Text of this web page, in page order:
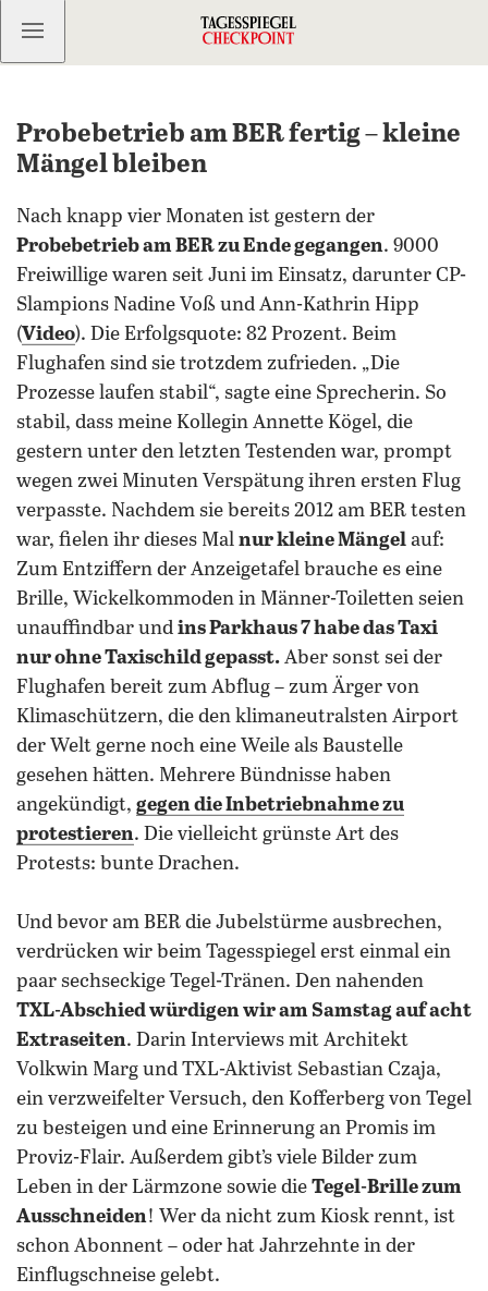
Kostenlos anmelden
Probebetrieb am BER fertig – kleine
Mängel bleiben
Nach knapp vier Monaten ist gestern der
Probebetrieb am BER zu Ende gegangen. 9000
Freiwillige waren seit Juni im Einsatz, darunter CP-
Slampions Nadine Voß und Ann-Kathrin Hipp
(Video). Die Erfolgsquote: 82 Prozent. Beim
Flughafen sind sie trotzdem zufrieden. „Die
Prozesse laufen stabil“, sagte eine Sprecherin. So
stabil, dass meine Kollegin Annette Kögel, die
gestern unter den letzten Testenden war, prompt
wegen zwei Minuten Verspätung ihren ersten Flug
verpasste. Nachdem sie bereits 2012 am BER testen
war, fielen ihr dieses Mal nur kleine Mängel auf:
Zum Entziffern der Anzeigetafel brauche es eine
Brille, Wickelkommoden in Männer-Toiletten seien
unauffindbar und ins Parkhaus 7 habe das Taxi
nur ohne Taxischild gepasst. Aber sonst sei der
Flughafen bereit zum Abflug – zum Ärger von
Klimaschützern, die den klimaneutralsten Airport
der Welt gerne noch eine Weile als Baustelle
gesehen hätten. Mehrere Bündnisse haben
angekündigt, gegen die Inbetriebnahme zu
protestieren. Die vielleicht grünste Art des
Protests: bunte Drachen.
Und bevor am BER die Jubelstürme ausbrechen,
verdrücken wir beim Tagesspiegel erst einmal ein
paar sechseckige Tegel-Tränen. Den nahenden
TXL-Abschied würdigen wir am Samstag auf acht
Extraseiten. Darin Interviews mit Architekt
Volkwin Marg und TXL-Aktivist Sebastian Czaja,
ein verzweifelter Versuch, den Kofferberg von Tegel
zu besteigen und eine Erinnerung an Promis im
Proviz-Flair. Außerdem gibt’s viele Bilder zum
Leben in der Lärmzone sowie die Tegel-Brille zum
Ausschneiden! Wer da nicht zum Kiosk rennt, ist
schon Abonnent – oder hat Jahrzehnte in der
Einflugschneise gelebt.